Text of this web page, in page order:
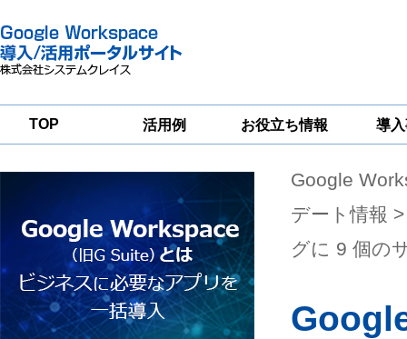
TOP 活用例 お役立ち情報
一
導
グループウェア
移行支援
Google
Workspace
セキュリティ
対策サービス
Google
デート情報
グに 9 個の